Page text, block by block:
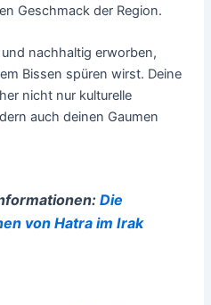
Geschmack der Region.
nachhaltig erworben,
Bissen spüren wirst. Deine
nicht nur kulturelle
auch deinen Gaumen
Die
von Hatra im Irak